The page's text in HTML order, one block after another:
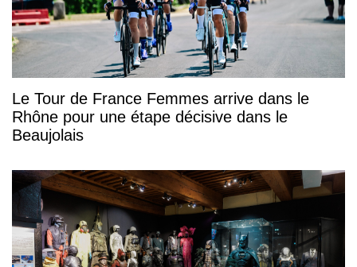
Le Tour de France Femmes arrive dans le
Rhône pour une étape décisive dans le
Beaujolais